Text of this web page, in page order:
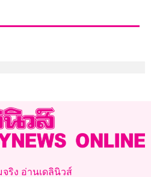
ษา’ พ่อตา ‘อดีตนายกฯเศรษฐา’
ริง อ่านเดลินิวส์